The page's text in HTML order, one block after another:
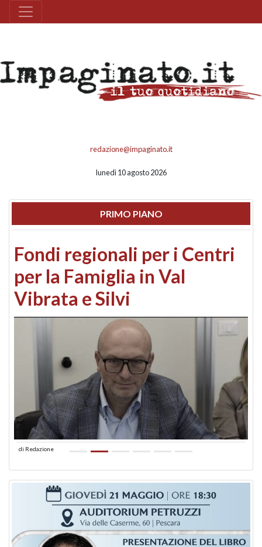
redazione@impaginato.it
lunedì 10 agosto 2026
PRIMO PIANO
Fondi regionali per i Centri
per la Famiglia in Val
Vibrata e Silvi
di Redazione